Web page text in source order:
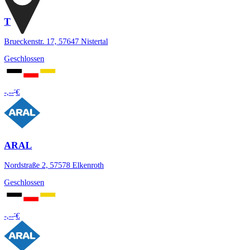
T
Brueckenstr. 17, 57647 Nistertal
Geschlossen
-,---€
ARAL
Nordstraße 2, 57578 Elkenroth
Geschlossen
-,---€